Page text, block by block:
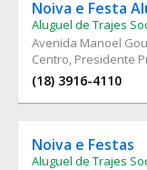
Aluguel de Trajes
Avenida Manoel
Centro, Presidente
(18) 3916-4110
Noiva e Festas
Aluguel de Trajes